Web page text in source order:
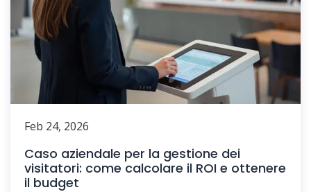
Feb 24, 2026
Caso aziendale per la gestione dei
visitatori: come calcolare il ROI e ottenere
il budget